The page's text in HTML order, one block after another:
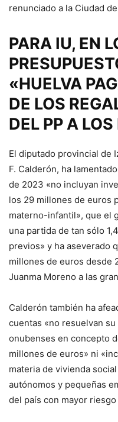
renunciado a la Ciudad
PARA IU, EN
«HUELVA
DE LOS
DEL PP A
El diputado provincial de
F. Calderón, ha
de 2023 «no incluyan
los 29 millones de euros
materno-infantil», que el
una partida de tan sólo
previos» y ha aseverado
millones de euros desde
Juanma Moreno a las
Calderón también ha
cuentas «no resuelvan
onubenses en concepto
millones de euros» ni
materia de vivienda
autónomos y pequeñas
del país con mayor